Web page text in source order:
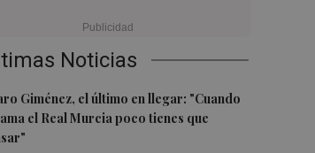
Noticias
Giménez, el último en llegar: "Cuando
el Real Murcia poco tienes que